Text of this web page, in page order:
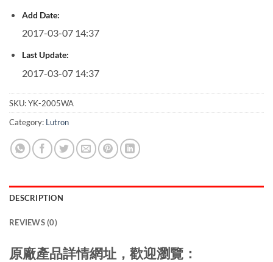
Add Date:
2017-03-07 14:37
Last Update:
2017-03-07 14:37
SKU:YK-2005WA
Category: Lutron
DESCRIPTION
REVIEWS (0)
原廠產品詳情網址，歡迎瀏覽：